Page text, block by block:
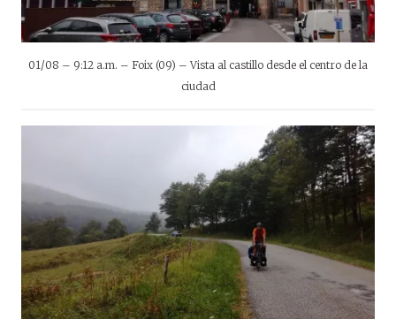
01/08 – 9:12 a.m. – Foix (09) – Vista al castillo desde el centro de la
ciudad